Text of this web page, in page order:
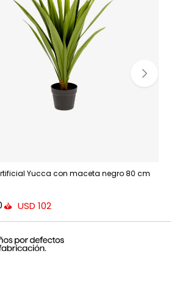
Yucca con maceta negro 80 cm
USD 102